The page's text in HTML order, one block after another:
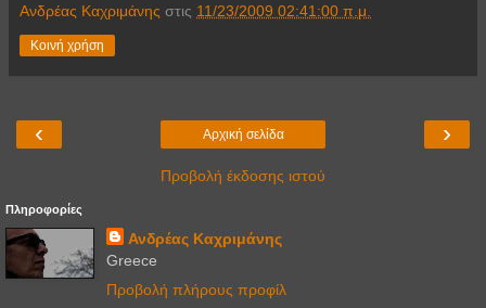
Ανδρέας Καχριμάνης στις 11/23/2009 02:41:00 π.μ.
Κοινή χρήση
‹ ›
Αρχική σελίδα
Προβολή έκδοσης ιστού
Πληροφορίες
Ανδρέας Καχριμάνης
Greece
Προβολή πλήρους προφίλ